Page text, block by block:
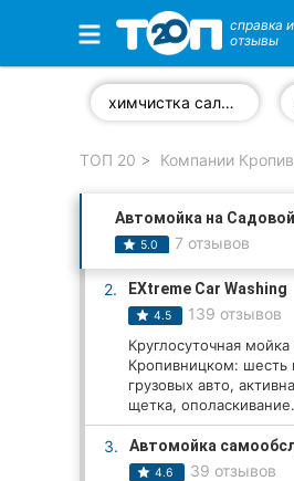
Избранные компании
Стоматологии
Частные клиники
Ветеринарные клиники
Автошколы
Все рубрики
справка и
отзывы
химчистка салона
ТОП 20 Компании
Автомойка на Садовой
5.0 7 отзывов
2. EXtreme Car Washing
4.5 139 отзывов
Круглосуточная
Кропивницком: шесть
грузовых авто,
щетка, ополаскивание.
3. Автомойка
4.6 39 отзывов